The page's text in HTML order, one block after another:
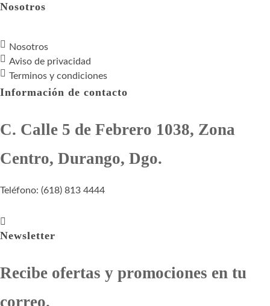
Nosotros
Nosotros
Aviso de privacidad
Terminos y condiciones
Información de contacto
C. Calle 5 de Febrero 1038, Zona
Centro, Durango, Dgo.
Teléfono: (618) 813 4444
Newsletter
Recibe ofertas y promociones en tu
correo.